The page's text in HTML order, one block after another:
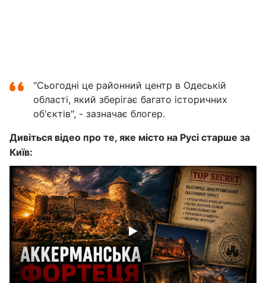
"Сьогодні це районний центр в Одеській
області, який зберігає багато історичних
об'єктів", - зазначає блогер.
Дивіться відео про те, яке місто на Русі старше за
Київ: